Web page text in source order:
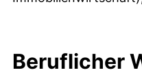
Beruflicher